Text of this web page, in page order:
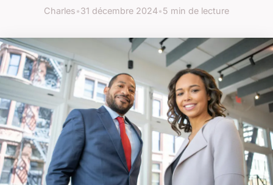
Charles•31 décembre 2024•5 min de lecture